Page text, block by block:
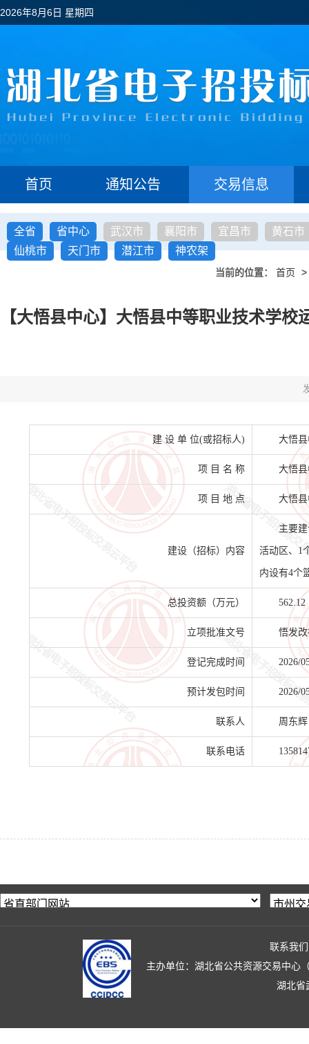
2026年8月6日 星期四
首页 通知公告 交易信息
全省 省中心 武汉市 襄阳市 宜昌市
黄石市
仙桃市
天门市 潜江市 神农架
当前的位置： 首页 >
【大悟县中心】大悟县中等职业技术学
建 设 单 位(或招标人) 大悟
项 目 名 称 大悟
项 目 地 点 大悟
建设（招标）内容
主要
活动区、1
内设有4个
总投资额（万元） 562.12
立项批准文号 悟发
登记完成时间 2026/
预计发包时间 2026/
联系人 周东辉
联系电话
联系我们
主办单位：湖北省公共资源交易中心
湖北省